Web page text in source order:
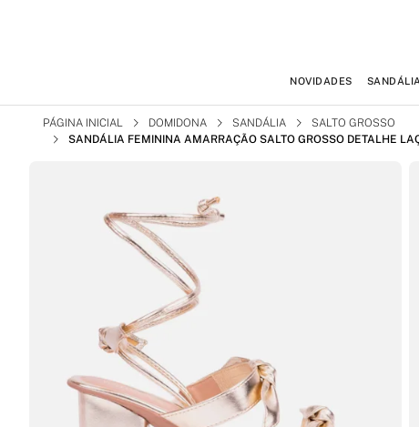
NOVIDADES SANDÁLIA
PÁGINA INICIAL DOMIDONA SANDÁLIA
SALTO GROSSO
SANDÁLIA FEMININA AMARRAÇÃO SALTO GROSSO DETALHE